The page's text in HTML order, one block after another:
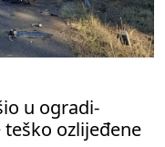
u ogradi-
ozlijeđene